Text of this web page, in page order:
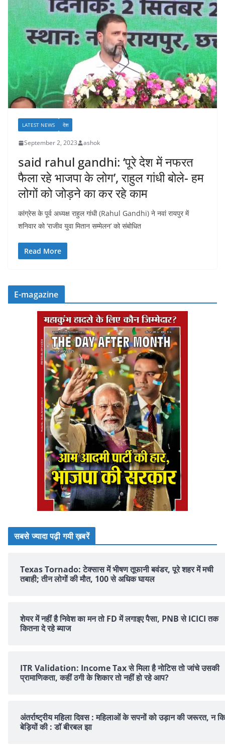
LATEST NEWS देश
September 2, 2023 ashok
said rahul gandhi: ‘पूरे देश में नफरत
फैला रहे भाजपा के लोग’, राहुल गांधी बोले- हम
लोगों को जोड़ने का कर रहे काम
कांग्रेस के पूर्व अध्यक्ष राहुल गांधी (Rahul Gandhi) ने नवां रायपुर में
शनिवार को ‘राजीव युवा मितान सम्मेलन’ को संबोधित
Read More
E-magazine
सबसे ज्यादा पढ़ी गयी ख़बरें
Texas Tornado: टेक्सास में भीषण तूफानी बवंडर, पूरे शहर में मची
तबाही; तीन लोगों की मौत, 100 से अधिक घायल
शेयर में नहीं है न‍िवेश का मन तो FD में लगाइए पैसा, PNB से ICICI तक
क‍ितना दे रहे ब्‍याज
ITR Validation: Income Tax से मिला है नोटिस तो जांचे उसकी
प्रामाणिकता, कहीं ठगी के शिकार तो नहीं हो रहे आप?
अंतर्राष्ट्रीय महिला दिवस : महिलाओं के सपनों को उड़ान की जरूरत, न कि
बेड़ियों की : डॉ बीरबल झा